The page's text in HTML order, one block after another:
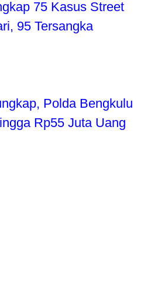
75 Kasus Street
95 Tersangka
Polda Bengkulu
Rp55 Juta Uang